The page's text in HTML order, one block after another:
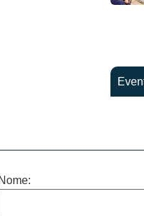
Nome: